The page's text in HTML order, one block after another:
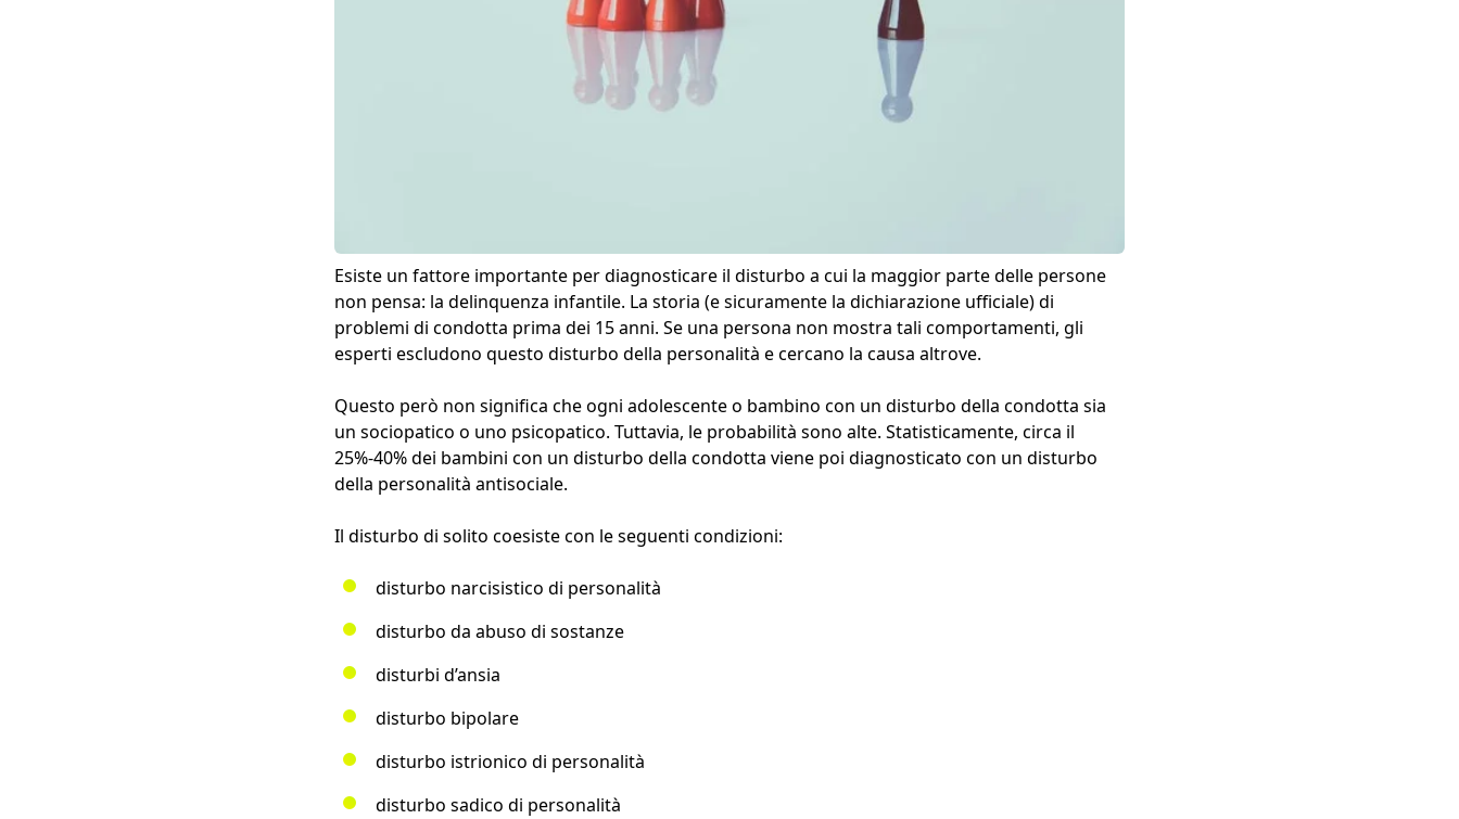
Esiste un fattore importante per diagnosticare il disturbo a cui la maggior parte delle persone
non pensa: la delinquenza infantile. La storia (e sicuramente la dichiarazione ufficiale) di
problemi di condotta prima dei 15 anni. Se una persona non mostra tali comportamenti, gli
esperti escludono questo disturbo della personalità e cercano la causa altrove.
Questo però non significa che ogni adolescente o bambino con un disturbo della condotta sia
un sociopatico o uno psicopatico. Tuttavia, le probabilità sono alte. Statisticamente, circa il
25%-40% dei bambini con un disturbo della condotta viene poi diagnosticato con un disturbo
della personalità antisociale.
Il disturbo di solito coesiste con le seguenti condizioni:
disturbo narcisistico di personalità
disturbo da abuso di sostanze
disturbi d’ansia
disturbo bipolare
disturbo istrionico di personalità
disturbo sadico di personalità